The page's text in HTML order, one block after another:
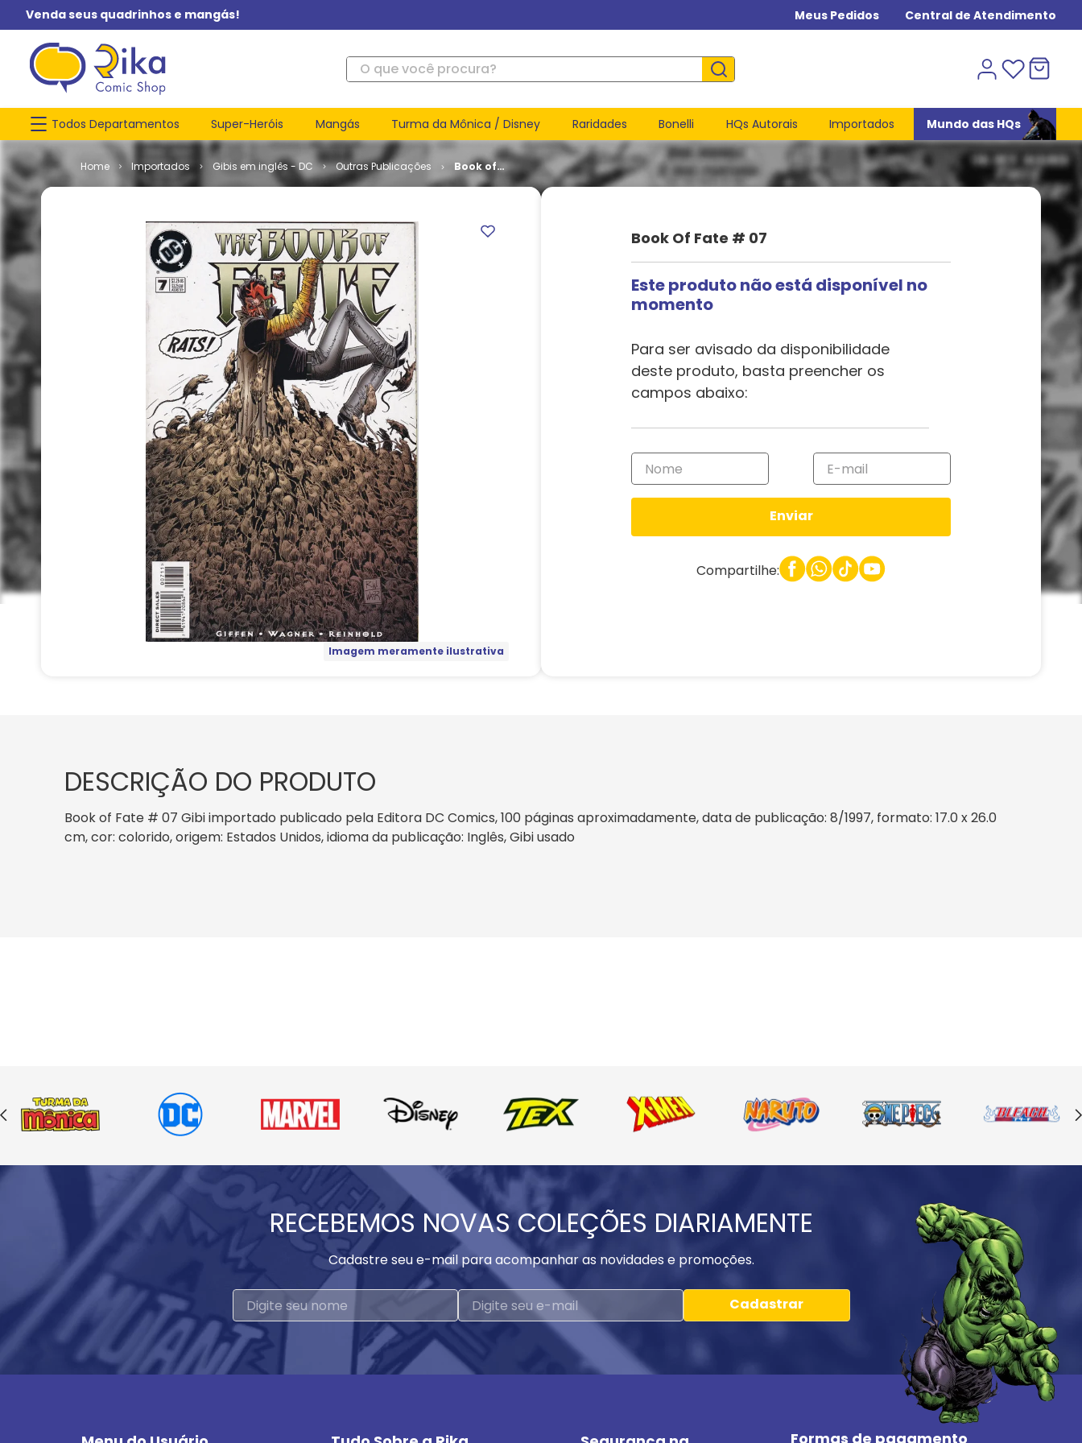
Venda seus quadrinhos e mangás! Meus Pedidos Central de Atendimento
O que você procura?
Todos Departamentos Super-Heróis Mangás Turma da Mônica / Disney Raridades Bonelli HQs Autorais Importados Mundo das HQs
Importados Gibis em inglês - DC Outras Publicações
Book of
Fate # 07
Imagem meramente ilustrativa
Book Of Fate # 07
Este produto não está disponível no
momento
Para ser avisado da disponibilidade
deste produto, basta preencher os
campos abaixo:
Enviar
Compartilhe:
DESCRIÇÃO DO PRODUTO
Book of Fate # 07 Gibi importado publicado pela Editora DC Comics, 100 páginas aproximadamente, data de publicação: 8/1997, formato: 17.0 x 26.0
cm, cor: colorido, origem: Estados Unidos, idioma da publicação: Inglês, Gibi usado
RECEBEMOS NOVAS COLEÇÕES DIARIAMENTE
Cadastre seu e-mail para acompanhar as novidades e promoções.
Cadastrar
Formas de pagamento